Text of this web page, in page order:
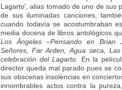
Lagarto', alias tomado de uno de sus
de sus iluminadas canciones,
cuando todavía se acostumbraban
media docena de libros antológicos
Los Ángeles –Pensando en Brian
Señores, Far Arden, Agua seca,
celebración del Lagarto. En la
director queda mal parado pues se
sus obscenas insolencias en
innombrables actos contra la